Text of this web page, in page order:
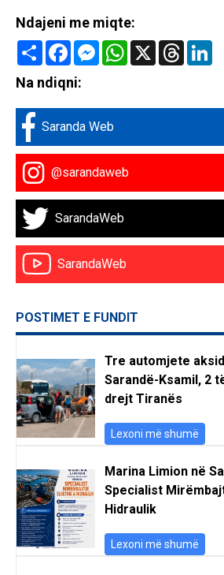
Ndajeni me miqte:
Share FacebookMessenger
WhatsApp
X Threads
Na ndiqni:
Saranda Web
@sarandaweb
SarandaWeb
SarandaWeb
POSTIMET E FUNDIT
Tre automjete
Sarandë-Ksamil, 2
drejt Tiranës
Lexoni më shumë
Marina Limion në
Specialist
Hidraulik
Lexoni më shumë